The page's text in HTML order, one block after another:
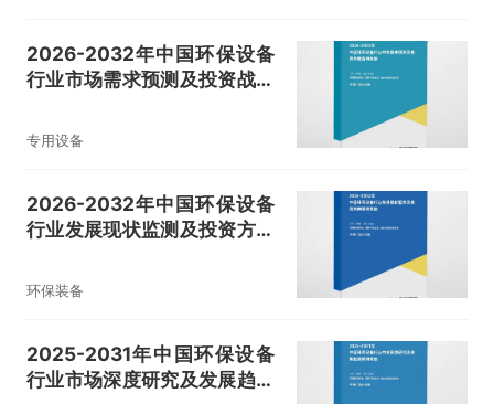
2026-2032年中国环保设备
行业市场需求预测及投资战略
专用设备
2026-2032年中国环保设备
行业发展现状监测及投资方向
环保装备
2025-2031年中国环保设备
行业市场深度研究及发展趋势